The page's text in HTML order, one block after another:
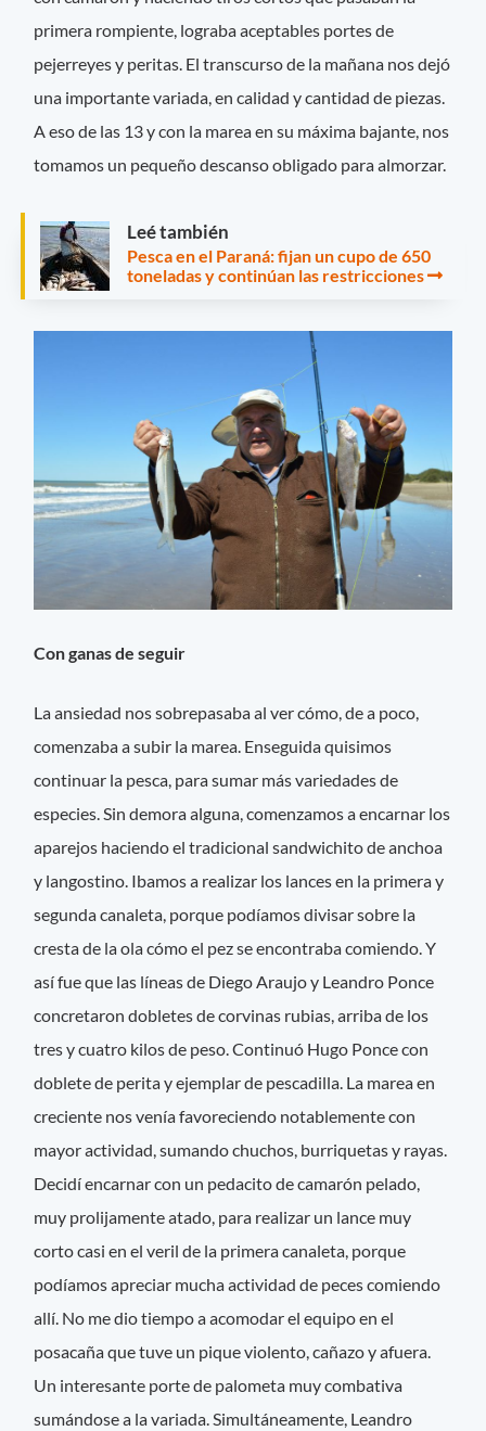
primera rompiente, lograba aceptables portes de
pejerreyes y peritas. El transcurso de la mañana nos dejó
una importante variada, en calidad y cantidad de piezas.
A eso de las 13 y con la marea en su máxima bajante, nos
tomamos un pequeño descanso obligado para almorzar.
Leé también
Pesca en el Paraná: fijan un cupo de 650
toneladas y continúan las restricciones
Con ganas de seguir
La ansiedad nos sobrepasaba al ver cómo, de a poco,
comenzaba a subir la marea. Enseguida quisimos
continuar la pesca, para sumar más variedades de
especies. Sin demora alguna, comenzamos a encarnar los
aparejos haciendo el tradicional sandwichito de anchoa
y langostino. Ibamos a realizar los lances en la primera y
segunda canaleta, porque podíamos divisar sobre la
cresta de la ola cómo el pez se encontraba comiendo. Y
así fue que las líneas de Diego Araujo y Leandro Ponce
concretaron dobletes de corvinas rubias, arriba de los
tres y cuatro kilos de peso. Continuó Hugo Ponce con
doblete de perita y ejemplar de pescadilla. La marea en
creciente nos venía favoreciendo notablemente con
mayor actividad, sumando chuchos, burriquetas y rayas.
Decidí encarnar con un pedacito de camarón pelado,
muy prolijamente atado, para realizar un lance muy
corto casi en el veril de la primera canaleta, porque
podíamos apreciar mucha actividad de peces comiendo
allí. No me dio tiempo a acomodar el equipo en el
posacaña que tuve un pique violento, cañazo y afuera.
Un interesante porte de palometa muy combativa
sumándose a la variada. Simultáneamente, Leandro